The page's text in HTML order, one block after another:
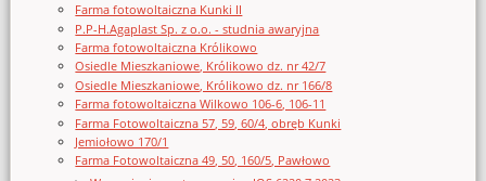
Farma fotowoltaiczna Kunki II
P.P-H.Agaplast Sp. z o.o. - studnia awaryjna
Farma fotowoltaiczna Królikowo
Osiedle Mieszkaniowe, Królikowo dz. nr 42/7
Osiedle Mieszkaniowe, Królikowo dz. nr 166/8
Farma fotowoltaiczna Wilkowo 106-6, 106-11
Farma Fotowoltaiczna 57, 59, 60/4, obręb Kunki
Jemiołowo 170/1
Farma Fotowoltaiczna 49, 50, 160/5, Pawłowo